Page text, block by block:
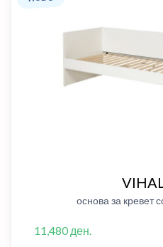
основа за кревет
11,480 ден.